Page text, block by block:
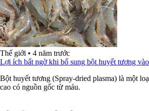
Thế giới • 4 năm trước
Lợi ích bất ngờ khi bổ sung bột huyết tương
Bột huyết tương (Spray-dried plasma) là một
cao có nguồn gốc từ máu.